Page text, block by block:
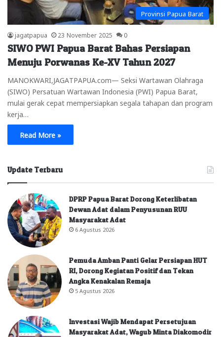
Provinsi Papua Barat
jagatpapua 23 November 2025 0
SIWO PWI Papua Barat Bahas Persiapan
Menuju Porwanas Ke-XV Tahun 2027
MANOKWARI,JAGATPAPUA.com— Seksi Wartawan Olahraga
(SIWO) Persatuan Wartawan Indonesia (PWI) Papua Barat,
mulai gerak cepat mempersiapkan segala tahapan dan program
kerja…
Read More »
Update Terbaru
DPRP Papua Barat Dorong Keterlibatan
Dewan Adat dalam Penyusunan RUU
Masyarakat Adat
6 Agustus 2026
Pemuda Amban Panti Gelar Persiapan HUT
RI, Dorong Kegiatan Positif dan Tekan
Angka Kenakalan Remaja
5 Agustus 2026
Investasi Wajib Mendapat Persetujuan
Masyarakat Adat, Wagub Minta Diakomodir